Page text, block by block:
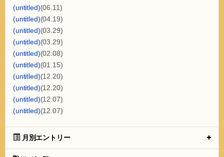
(untitled)(06.11)
(untitled)(04.19)
(untitled)(03.29)
(untitled)(03.29)
(untitled)(02.08)
(untitled)(01.15)
(untitled)(12.20)
(untitled)(12.20)
(untitled)(12.07)
(untitled)(12.07)
月別エントリー